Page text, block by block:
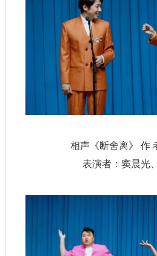
相声《断舍离》 作
表演者：窦晨光